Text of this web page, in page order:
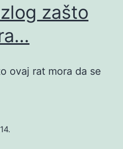
zašto
ovaj rat mora da se